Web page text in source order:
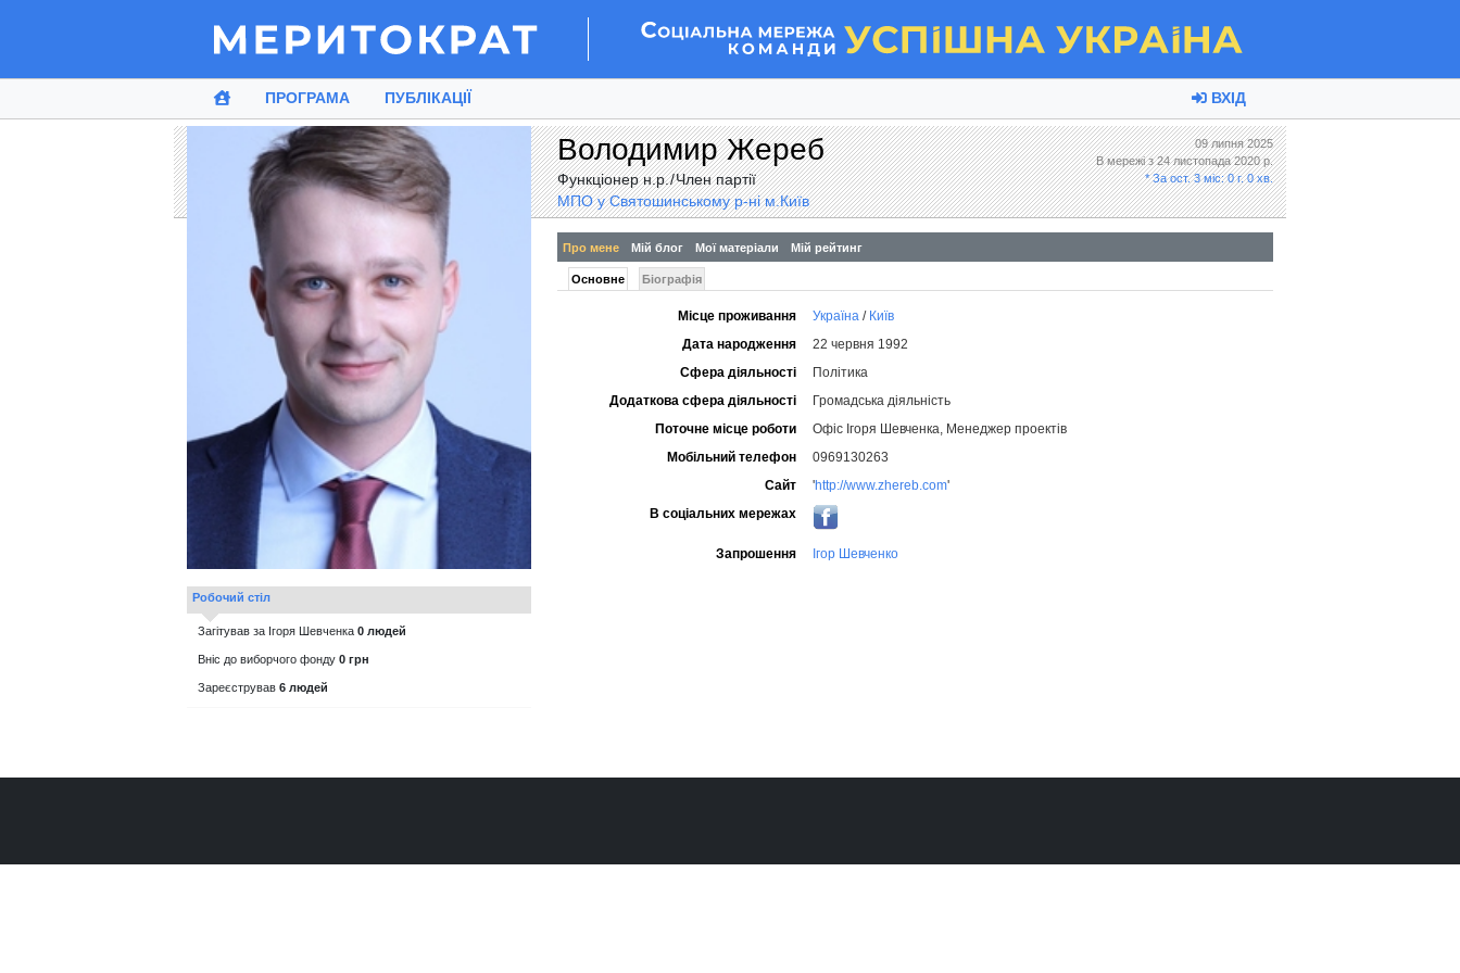
ПРОГРАМА ПУБЛІКАЦІЇ ВХІД
Робочий стіл
Загітував за Ігоря Шевченка 0 людей
Вніс до виборчого фонду 0 грн
Зареєстрував 6 людей
ВолодимирЖереб
Функціонер н.р./Член партії
МПО у Святошинському р-ні м.Київ
09 липня 2025
В мережі з 24 листопада 2020 р.
* За ост. 3 міс: 0 г. 0 хв.
Про мене Мій блог Мої матеріали Мій рейтинг
Основне Біографія
Місце проживання Україна / Київ
Дата народження
22 червня 1992
Сфера діяльності
Політика
Додаткова сфера діяльності
Громадська діяльність
Поточне місце роботи
Офіс Ігоря Шевченка, Менеджер проектів
Мобільний телефон
0969130263
Сайт
'http://www.zhereb.com'
В соціальних мережах
Запрошення Ігор Шевченко